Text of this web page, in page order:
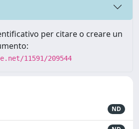
per citare o creare un
11591/209544
ND